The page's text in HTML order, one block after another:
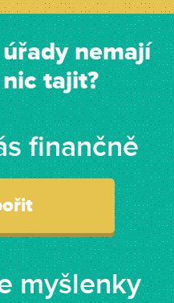
nemají
tajit?
finančně
myšlenky